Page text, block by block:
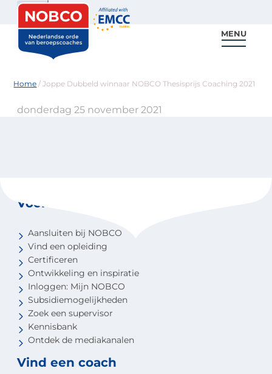
Zoeken
MENU
Home /Joppe Dubbeld winnaar NOBCO Thesisprijs Coaching 2021
donderdag 25 november 2021
Voor coaches
Aansluiten bij NOBCO
Vind een opleiding
Certificeren
Ontwikkeling en inspiratie
Inloggen: Mijn NOBCO
Subsidiemogelijkheden
Zoek een supervisor
Kennisbank
Ontdek de mediakanalen
Vind een coach